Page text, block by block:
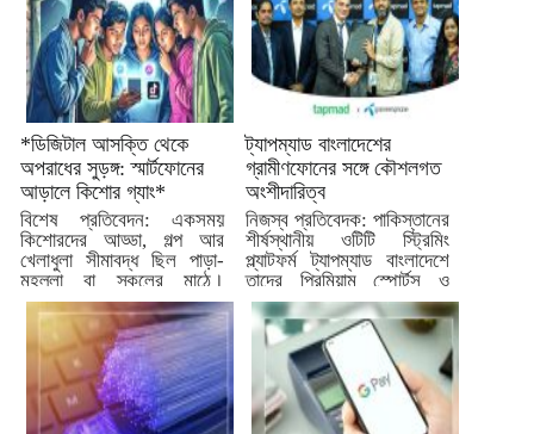
*ডিজিটাল আসক্তি থেকে
অপরাধের সুড়ঙ্গ: স্মার্টফোনের
আড়ালে কিশোর গ্যাং*
বিশেষ প্রতিবেদন: একসময়
কিশোরদের আড্ডা, গল্প আর
খেলাধুলা সীমাবদ্ধ ছিল পাড়া-
মহল্লা বা স্কুলের মাঠে।
যুগের...
ট্যাপম্যাড বাংলাদেশের
গ্রামীণফোনের সঙ্গে কৌশলগত
অংশীদারিত্ব
নিজস্ব প্রতিবেদক: পাকিস্তানের
শীর্ষস্থানীয় ওটিটি স্ট্রিমিং
প্ল্যাটফর্ম ট্যাপম্যাড বাংলাদেশে
তাদের প্রিমিয়াম স্পোর্টস ও
বিনোদন কনটেন্ট...